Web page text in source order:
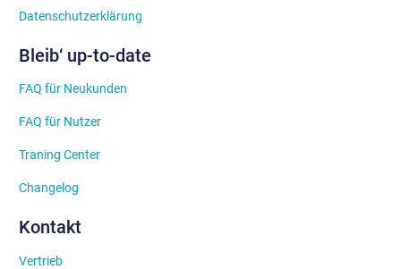
Datenschutzerklärung
Bleib‘ up-to-date
FAQ für Neukunden
FAQ für Nutzer
Traning Center
Changelog
Kontakt
Vertrieb